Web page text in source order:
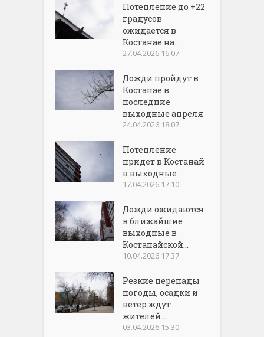
Потепление до +22
градусов
ожидается в
Костанае на...
27.04.2026 16:07
Дожди пройдут в
Костанае в
последние
выходные апреля
24.04.2026 18:07
Потепление
придет в Костанай
в выходные
17.04.2026 17:10
Дожди ожидаются
в ближайшие
выходные в
Костанайской...
10.04.2026 17:37
Резкие перепады
погоды, осадки и
ветер ждут
жителей...
03.04.2026 15:30